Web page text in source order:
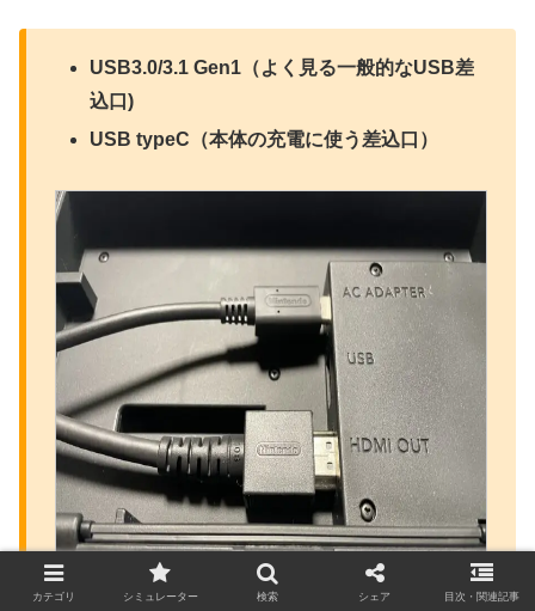
USB3.0/3.1 Gen1（よく見る一般的なUSB差
込口)
USB typeC（本体の充電に使う差込口）
カテゴリ シミュレーター 検索 シェア 目次・関連記事